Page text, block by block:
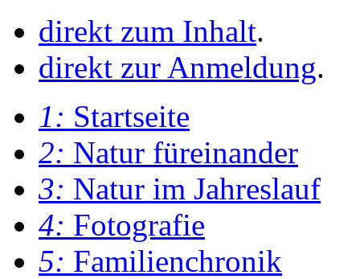
direkt zum Inhalt.
direkt zur Anmeldung.
1: Startseite
2: Natur füreinander
3: Natur im Jahreslauf
4: Fotografie
5: Familienchronik